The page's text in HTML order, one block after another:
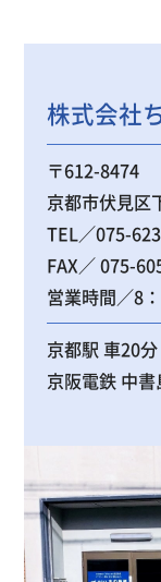
株式会社
〒612-8474
京都市伏見区
TEL／075-
FAX／ 075-
営業時間／8
京都駅 車20分
京阪電鉄 中